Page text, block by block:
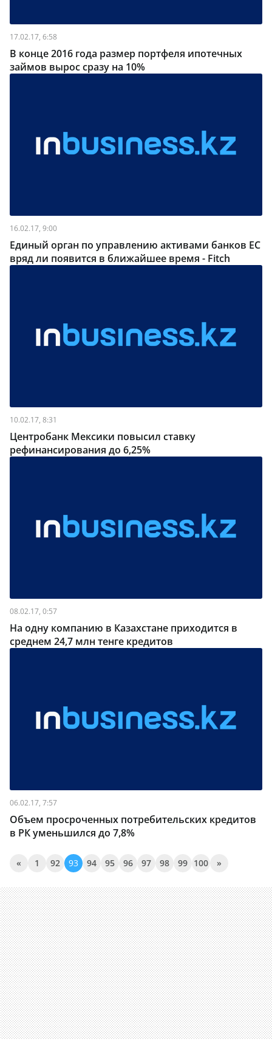
17.02.17, 6:58
В конце 2016 года размер портфеля ипотечных
займов вырос сразу на 10%
16.02.17, 9:00
Единый орган по управлению активами банков ЕС
вряд ли появится в ближайшее время - Fitch
10.02.17, 8:31
Центробанк Мексики повысил ставку
рефинансирования до 6,25%
08.02.17, 0:57
На одну компанию в Казахстане приходится в
среднем 24,7 млн тенге кредитов
06.02.17, 7:57
Объем просроченных потребительских кредитов
в РК уменьшился до 7,8%
« 1 92 93 94 95 96 97 98 99 100 »